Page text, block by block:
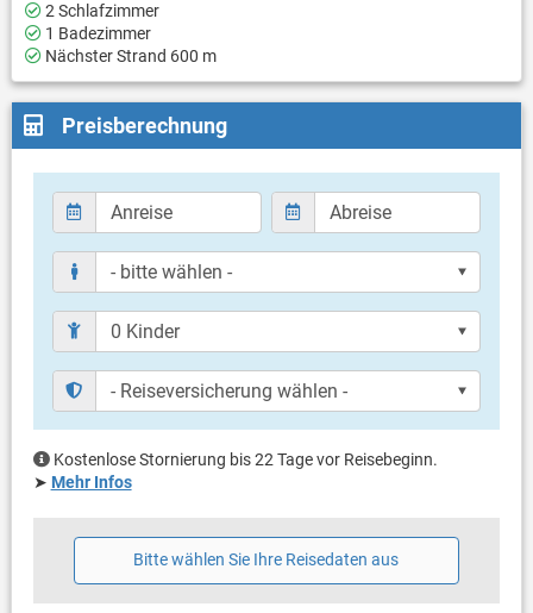
2 Schlafzimmer
1 Badezimmer
Nächster Strand 600 m
Preisberechnung
Kostenlose Stornierung bis 22 Tage vor Reisebeginn.
➤ Mehr Infos
Bitte wählen Sie Ihre Reisedaten aus